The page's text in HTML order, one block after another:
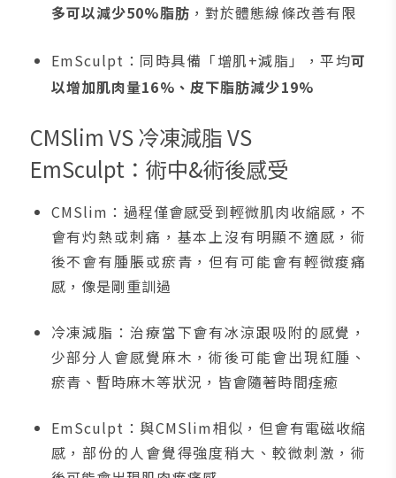
多可以減少50%脂肪 ，對於體態線條改善有限
EmSculpt：同時具備「增肌+減脂」，平均可
以增加肌肉量16%、皮下脂肪減少19%
CMSlim VS 冷凍減脂 VS
EmSculpt：術中&術後感受
CMSlim：過程僅會感受到輕微肌肉收縮感，不
會有灼熱或刺痛，基本上沒有明顯不適感，術
後不會有腫脹或瘀青，但有可能會有輕微痠痛
感，像是剛重訓過
冷凍減脂：治療當下會有冰涼跟吸附的感覺，
少部分人會感覺麻木，術後可能會出現紅腫、
瘀青、暫時麻木等狀況，皆會隨著時間痊癒
EmSculpt：與CMSlim相似，但會有電磁收縮
感，部份的人會覺得強度稍大、較微刺激，術